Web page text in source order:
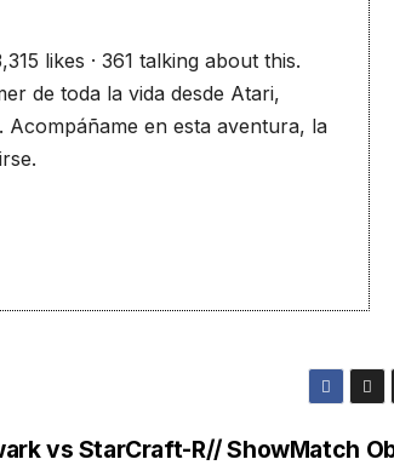
likes · 361 talking about this.
de toda la vida desde Atari,
Acompáñame en esta aventura, la
StarCraft-R// ShowMatch
vs